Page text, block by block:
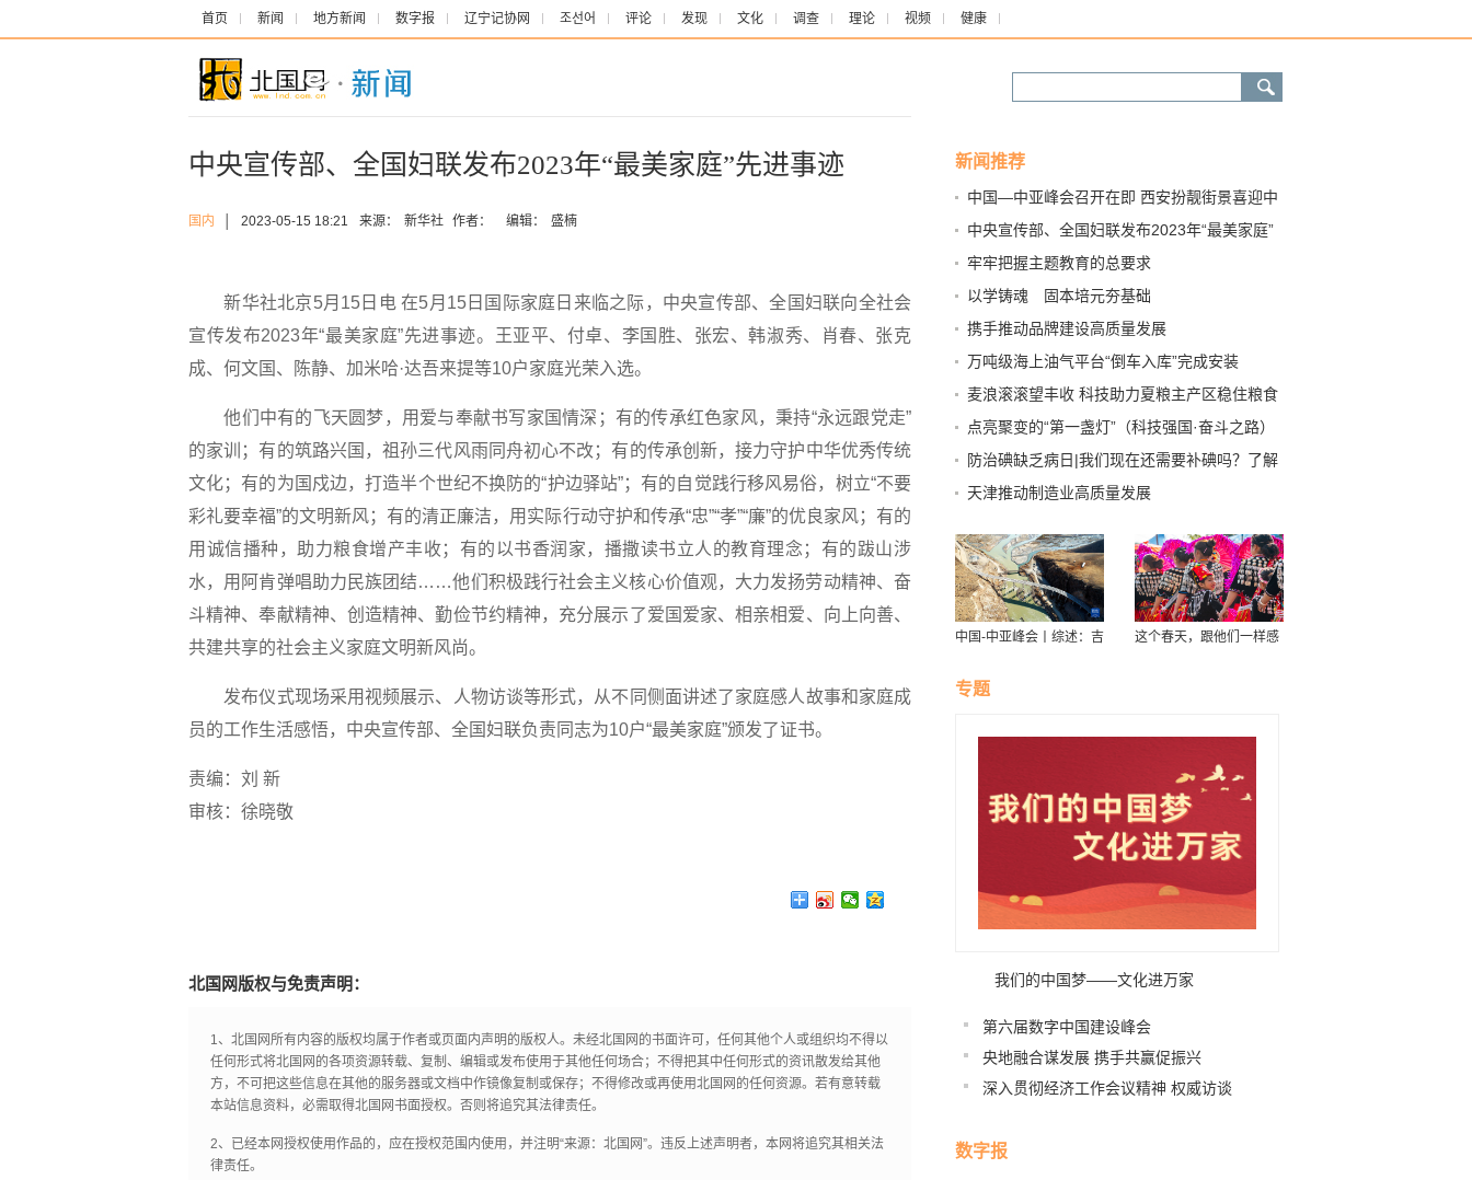
首页 新闻 地方新闻 数字报 辽宁记协网 조선어 评论 发现 文化 调查 理论 视频 健康
中央宣传部、全国妇联发布2023年“最美家庭”先进事迹
国内 2023-05-15 18:21 来源： 新华社 作者： 编辑： 盛楠
新华社北京5月15日电 在5月15日国际家庭日来临之际，中央宣传部、全国妇联向全社会
宣传发布2023年“最美家庭”先进事迹。王亚平、付卓、李国胜、张宏、韩淑秀、肖春、张克
成、何文国、陈静、加米哈·达吾来提等10户家庭光荣入选。
他们中有的飞天圆梦，用爱与奉献书写家国情深；有的传承红色家风，秉持“永远跟党走”
的家训；有的筑路兴国，祖孙三代风雨同舟初心不改；有的传承创新，接力守护中华优秀传统
文化；有的为国戍边，打造半个世纪不换防的“护边驿站”；有的自觉践行移风易俗，树立“不要
彩礼要幸福”的文明新风；有的清正廉洁，用实际行动守护和传承“忠”“孝”“廉”的优良家风；有的
用诚信播种，助力粮食增产丰收；有的以书香润家，播撒读书立人的教育理念；有的跋山涉
水，用阿肯弹唱助力民族团结……他们积极践行社会主义核心价值观，大力发扬劳动精神、奋
斗精神、奉献精神、创造精神、勤俭节约精神，充分展示了爱国爱家、相亲相爱、向上向善、
共建共享的社会主义家庭文明新风尚。
发布仪式现场采用视频展示、人物访谈等形式，从不同侧面讲述了家庭感人故事和家庭成
员的工作生活感悟，中央宣传部、全国妇联负责同志为10户“最美家庭”颁发了证书。
责编：刘 新
审核：徐晓敬
北国网版权与免责声明：
1、北国网所有内容的版权均属于作者或页面内声明的版权人。未经北国网的书面许可，任何其他个人或组织均不得以
任何形式将北国网的各项资源转载、复制、编辑或发布使用于其他任何场合；不得把其中任何形式的资讯散发给其他
方，不可把这些信息在其他的服务器或文档中作镜像复制或保存；不得修改或再使用北国网的任何资源。若有意转载
本站信息资料，必需取得北国网书面授权。否则将追究其法律责任。
2、已经本网授权使用作品的，应在授权范围内使用，并注明“来源：北国网”。违反上述声明者，本网将追究其相关法
律责任。
新闻推荐
中国—中亚峰会召开在即 西安扮靓街景喜迎中
亚朋友
中央宣传部、全国妇联发布2023年“最美家庭”
先进事迹
牢牢把握主题教育的总要求
以学铸魂 固本培元夯基础
携手推动品牌建设高质量发展
万吨级海上油气平台“倒车入库”完成安装
麦浪滚滚望丰收 科技助力夏粮主产区稳住粮食
安全“压舱石”
点亮聚变的“第一盏灯”（科技强国·奋斗之路）
防治碘缺乏病日|我们现在还需要补碘吗？了解
这6“碘”知识
天津推动制造业高质量发展
中国-中亚峰会丨综述：吉
力中亚国家与中国的经贸
合作
这个春天，跟他们一样感
专题
我们的中国梦——文化进万家
第六届数字中国建设峰会
央地融合谋发展 携手共赢促振兴
深入贯彻经济工作会议精神 权威访谈
数字报